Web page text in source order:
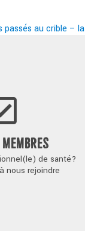
passés au crible –
de santé?
nous rejoindre